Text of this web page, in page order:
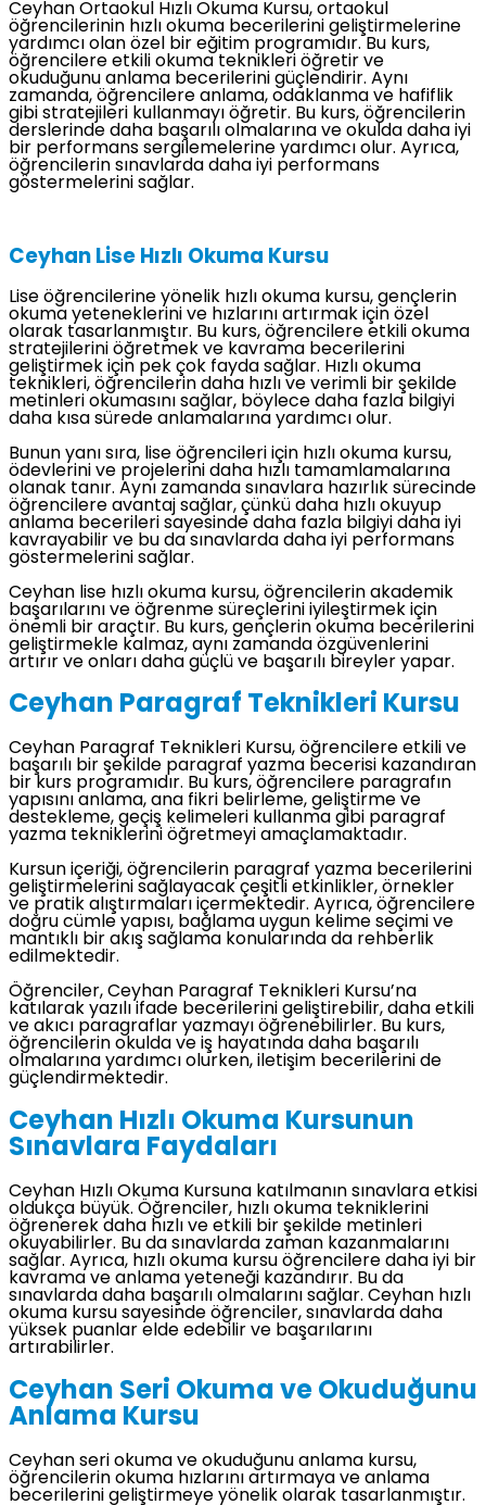
Ceyhan Ortaokul Hızlı Okuma Kursu, ortaokul
öğrencilerinin hızlı okuma becerilerini geliştirmelerine
yardımcı olan özel bir eğitim programıdır. Bu kurs,
öğrencilere etkili okuma teknikleri öğretir ve
okuduğunu anlama becerilerini güçlendirir. Aynı
zamanda, öğrencilere anlama, odaklanma ve hafiflik
gibi stratejileri kullanmayı öğretir. Bu kurs, öğrencilerin
derslerinde daha başarılı olmalarına ve okulda daha iyi
bir performans sergilemelerine yardımcı olur. Ayrıca,
öğrencilerin sınavlarda daha iyi performans
göstermelerini sağlar.
Ceyhan Lise Hızlı Okuma Kursu
Lise öğrencilerine yönelik hızlı okuma kursu, gençlerin
okuma yeteneklerini ve hızlarını artırmak için özel
olarak tasarlanmıştır. Bu kurs, öğrencilere etkili okuma
stratejilerini öğretmek ve kavrama becerilerini
geliştirmek için pek çok fayda sağlar. Hızlı okuma
teknikleri, öğrencilerin daha hızlı ve verimli bir şekilde
metinleri okumasını sağlar, böylece daha fazla bilgiyi
daha kısa sürede anlamalarına yardımcı olur.
Bunun yanı sıra, lise öğrencileri için hızlı okuma kursu,
ödevlerini ve projelerini daha hızlı tamamlamalarına
olanak tanır. Aynı zamanda sınavlara hazırlık sürecinde
öğrencilere avantaj sağlar, çünkü daha hızlı okuyup
anlama becerileri sayesinde daha fazla bilgiyi daha iyi
kavrayabilir ve bu da sınavlarda daha iyi performans
göstermelerini sağlar.
Ceyhan lise hızlı okuma kursu, öğrencilerin akademik
başarılarını ve öğrenme süreçlerini iyileştirmek için
önemli bir araçtır. Bu kurs, gençlerin okuma becerilerini
geliştirmekle kalmaz, aynı zamanda özgüvenlerini
artırır ve onları daha güçlü ve başarılı bireyler yapar.
Ceyhan Paragraf Teknikleri Kursu
Ceyhan Paragraf Teknikleri Kursu, öğrencilere etkili ve
başarılı bir şekilde paragraf yazma becerisi kazandıran
bir kurs programıdır. Bu kurs, öğrencilere paragrafın
yapısını anlama, ana fikri belirleme, geliştirme ve
destekleme, geçiş kelimeleri kullanma gibi paragraf
yazma tekniklerini öğretmeyi amaçlamaktadır.
Kursun içeriği, öğrencilerin paragraf yazma becerilerini
geliştirmelerini sağlayacak çeşitli etkinlikler, örnekler
ve pratik alıştırmaları içermektedir. Ayrıca, öğrencilere
doğru cümle yapısı, bağlama uygun kelime seçimi ve
mantıklı bir akış sağlama konularında da rehberlik
edilmektedir.
Öğrenciler, Ceyhan Paragraf Teknikleri Kursu’na
katılarak yazılı ifade becerilerini geliştirebilir, daha etkili
ve akıcı paragraflar yazmayı öğrenebilirler. Bu kurs,
öğrencilerin okulda ve iş hayatında daha başarılı
olmalarına yardımcı olurken, iletişim becerilerini de
güçlendirmektedir.
Ceyhan Hızlı Okuma Kursunun
Sınavlara Faydaları
Ceyhan Hızlı Okuma Kursuna katılmanın sınavlara etkisi
oldukça büyük. Öğrenciler, hızlı okuma tekniklerini
öğrenerek daha hızlı ve etkili bir şekilde metinleri
okuyabilirler. Bu da sınavlarda zaman kazanmalarını
sağlar. Ayrıca, hızlı okuma kursu öğrencilere daha iyi bir
kavrama ve anlama yeteneği kazandırır. Bu da
sınavlarda daha başarılı olmalarını sağlar. Ceyhan hızlı
okuma kursu sayesinde öğrenciler, sınavlarda daha
yüksek puanlar elde edebilir ve başarılarını
artırabilirler.
Ceyhan Seri Okuma ve Okuduğunu
Anlama Kursu
Ceyhan seri okuma ve okuduğunu anlama kursu,
öğrencilerin okuma hızlarını artırmaya ve anlama
becerilerini geliştirmeye yönelik olarak tasarlanmıştır.